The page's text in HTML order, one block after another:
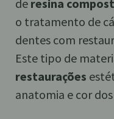
de resina
o tratamento de
dentes com
Este tipo de
restaurações
anatomia e cor dos